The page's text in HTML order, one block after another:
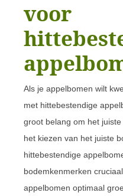
voor
Als je appelbomen wilt
met hittebestendige
groot belang om het
het kiezen van het juiste
hittebestendige
bodemkenmerken
appelbomen optimaal